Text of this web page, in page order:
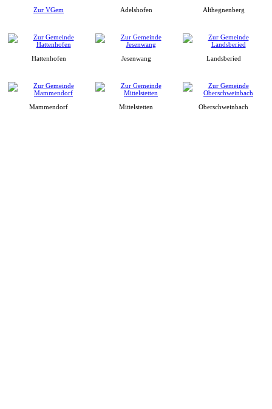
Zur VGem Adelshofen Althegnenberg
Hattenhofen Jesenwang Landsberied
Mammendorf Mittelstetten Oberschweinbach